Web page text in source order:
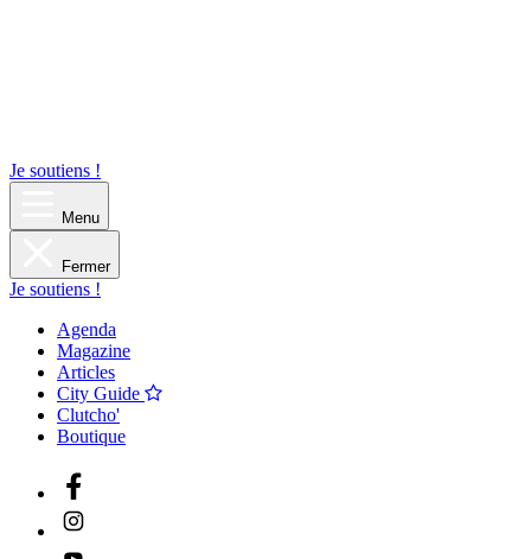
Je soutiens !
Menu
Fermer
Je soutiens !
Agenda
Magazine
Articles
City Guide
Clutcho'
Boutique